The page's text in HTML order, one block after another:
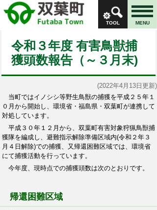
TOOL MENU
令和３年度 有害鳥獣捕
獲頭数報告（～３月末)
(2022年4月13日更新)
当町ではイノシシ等野生鳥獣の捕獲を平成２５年１
０月から開始し、環境省・福島県・双葉町が連携して
対処しています。
平成３０年１２月から、双葉町有害対象狩猟鳥獣捕
獲隊を編成し、避難指示解除準備区域内(令和２年３
月４日解除)での捕獲、又帰還困難区域では、環境省
にて捕獲活動を行っています。
今年度、現時点での捕獲頭数は次のとおりです。
帰還困難区域